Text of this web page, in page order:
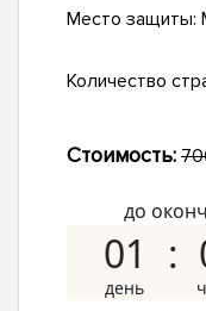
Место защиты:
Количество
Стоимость:
до
01